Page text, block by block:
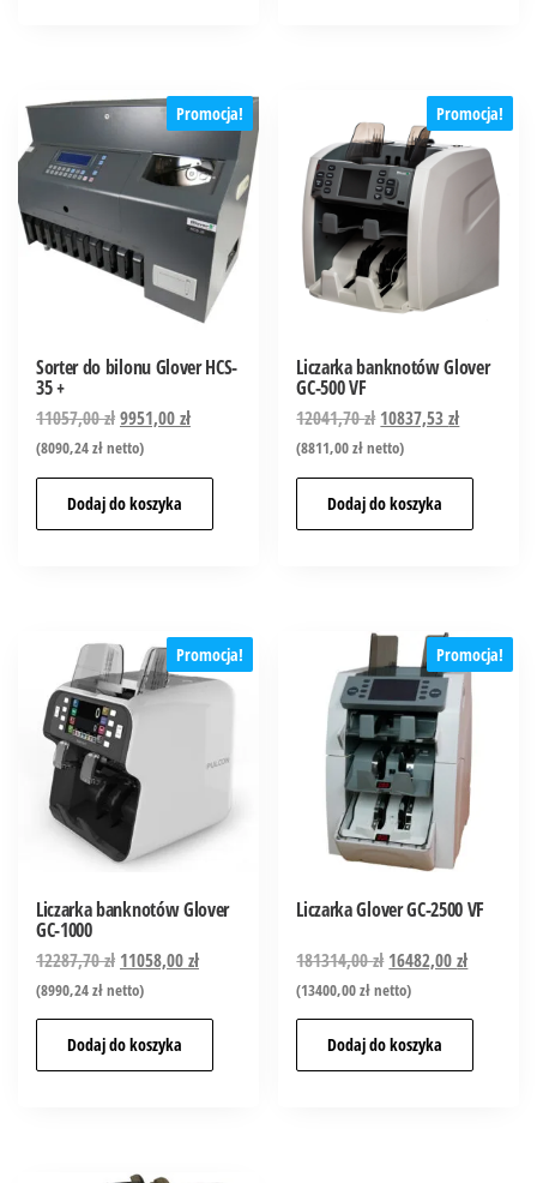
Promocja!
Sorter do bilonu Glover HCS-
35 +
11057,00zł9951,00zł
(8090,24złnetto)
Dodaj do koszyka
Promocja!
Liczarka banknotów Glover
GC-500 VF
12041,70zł 10837,53zł
(8811,00złnetto)
Dodaj do koszyka
Promocja!
Liczarka banknotów Glover
GC-1000
12287,70zł 11058,00zł
(8990,24złnetto)
Dodaj do koszyka
Promocja!
Liczarka Glover GC-2500 VF
181314,00zł 16482,00zł
(13400,00złnetto)
Dodaj do koszyka